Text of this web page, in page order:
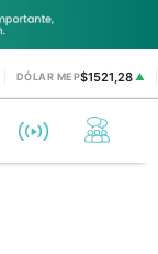
DÓLAR MEP$1521,28▲